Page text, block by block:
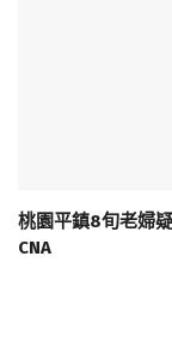
桃園平鎮8旬老婦
CNA